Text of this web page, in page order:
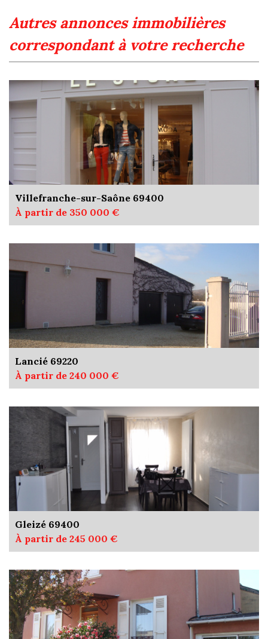
autres annonces immobilières
correspondant à votre recherche
Villefranche-sur-Saône 69400
À partir de 350 000 €
Lancié 69220
À partir de 240 000 €
Gleizé 69400
À partir de 245 000 €